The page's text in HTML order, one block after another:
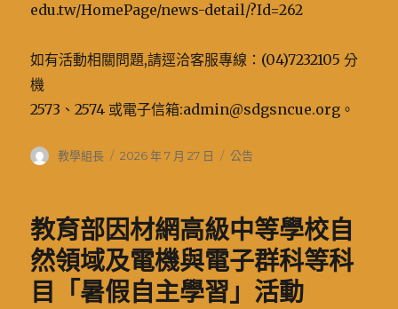
edu.tw/HomePage/news-detail/?Id=262
如有活動相關問題,請逕洽客服專線：(04)7232105 分
機
2573、2574 或電子信箱:admin@sdgsncue.org。
作
教學組長
發
2026 年 7 月 27 日
分
公告
教育部因材網高級中等學校自
然領域及電機與電子群科等科
目「暑假自主學習」活動